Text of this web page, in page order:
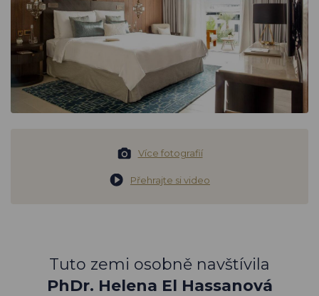
Více fotografií
Přehrajte si video
Tuto zemi osobně navštívila
PhDr. Helena El Hassanová